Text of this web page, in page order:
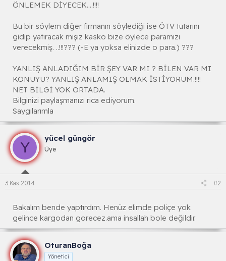
ÖNLEMEK DİYECEK....!!!!
Bu bir söylem diğer firmanın söylediği ise ÖTV tutarını
gidip yatıracak mışız kasko bize öylece paramızı
verecekmiş. ..!!!??? (-E ya yoksa elinizde o para.) ???
YANLIŞ ANLADIĞIM BİR ŞEY VAR MI ? BİLEN VAR MI
KONUYU? YANLIŞ ANLAMIŞ OLMAK İSTİYORUM.!!!!
NET BİLGİ YOK ORTADA.
Bilginizi paylaşmanızı rica ediyorum.
Saygılarımla
Y
yücel güngör
Üye
3 Kas 2014 #2
Bakalım bende yaptırdım. Henüz elimde poliçe yok
gelince kargodan gorecez.ama insallah bole değildir.
OturanBoğa
Yönetici